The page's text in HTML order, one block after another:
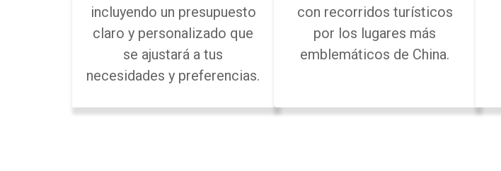
incluyendo un presupuesto
claro y personalizado que
se ajustará a tus
necesidades y preferencias.
con recorridos turísticos
por los lugares más
emblemáticos de China.